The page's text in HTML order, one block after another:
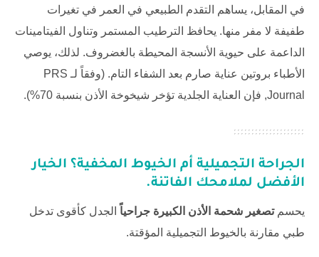
في المقابل، يساهم التقدم الطبيعي في العمر في تغيرات
طفيفة لا مفر منها. يحافظ الترطيب المستمر وتناول الفيتامينات
الداعمة على حيوية الأنسجة المحيطة بالغضروف. لذلك، يوصي
الأطباء بروتين عناية صارم بعد الشفاء التام. (وفقاً لـ PRS
Journal, فإن العناية الجلدية تؤخر شيخوخة الأذن بنسبة 70%).
الجراحة التجميلية أم الخيوط المخفية؟ الخيار
الأفضل لملامحك الفاتنة.
يحسمتصغير شحمة الأذن الكبيرة جراحياً الجدل كأقوى تدخل
طبي مقارنة بالخيوط التجميلية المؤقتة.